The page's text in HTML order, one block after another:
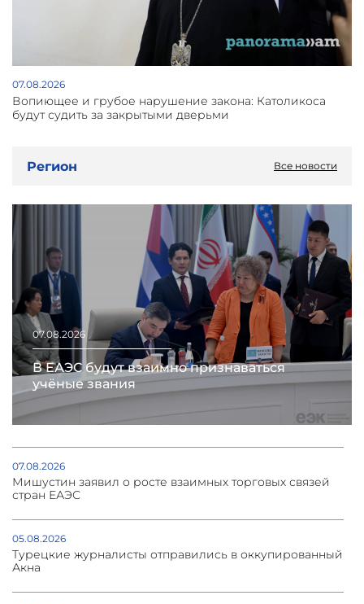
07.08.2026
Вопиющее и грубое нарушение закона: Католикоса
будут судить за закрытыми дверьми
Регион Все новости
07.08.2026
В ЕАЭС будут взаимно признаваться
учёные звания
07.08.2026
Мишустин заявил о росте взаимных торговых связей
стран ЕАЭС
05.08.2026
Турецкие журналисты отправились в оккупированный
Акна